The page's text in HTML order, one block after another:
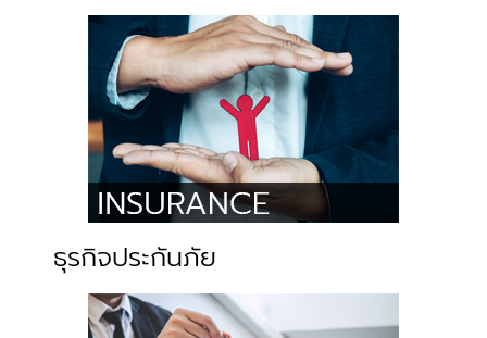
ธุรกิจประกันภัย